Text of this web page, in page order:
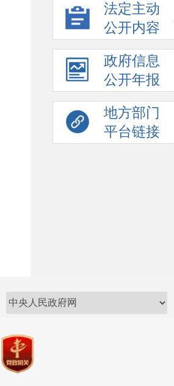
法定主动
公开内容
政府信息
公开年报
地方部门
平台链接